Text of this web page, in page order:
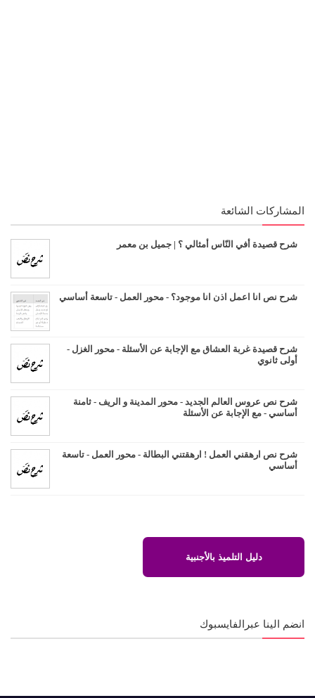
المشاركات الشائعة
شرح قصيدة أفي النّاس أمثالي ؟ | جميل بن معمر
شرح نص انا اعمل اذن انا موجود؟ - محور العمل - تاسعة أساسي
شرح قصيدة غربة العشاق مع الإجابة عن الأسئلة - محور الغزل -
أولى ثانوي
شرح نص عروس العالم الجديد - محور المدينة و الريف - ثامنة
أساسي - مع الإجابة عن الأسئلة
شرح نص ارهقني العمل ! ارهقتني البطالة - محور العمل - تاسعة
أساسي
دليل التلميذ بالأجنبية
انضم الينا عبرالفايسبوك